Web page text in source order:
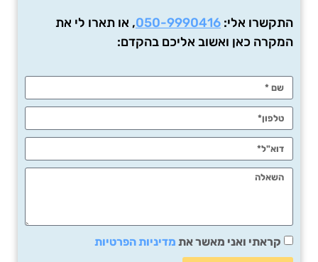
התקשרו אלי: 050-9990416, או תארו לי את
המקרה כאן ואשוב אליכם בהקדם:
קראתי ואני מאשר את מדיניות הפרטיות